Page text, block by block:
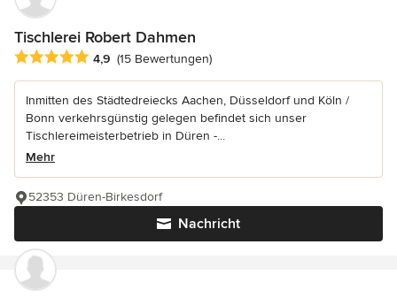
Tischlerei Robert Dahmen
Durchschnittliche Bewertung: 4.9 von 5 Sternen
4,9 (15 Bewertungen)
Inmitten des Städtedreiecks Aachen, Düsseldorf und Köln /
Bonn verkehrsgünstig gelegen befindet sich unser
Tischlereimeisterbetrieb in Düren -...
Mehr
Nachricht
52353 Düren-Birkesdorf